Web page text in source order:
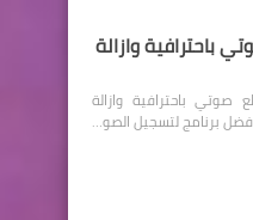
باحترافية وازالة
باحترافية وازالة